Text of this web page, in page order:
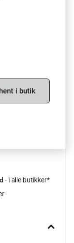
i butik
- i alle butikker*